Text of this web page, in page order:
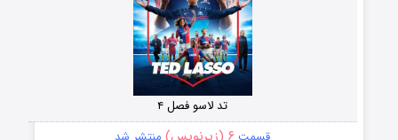
تد لاسو فصل ۴